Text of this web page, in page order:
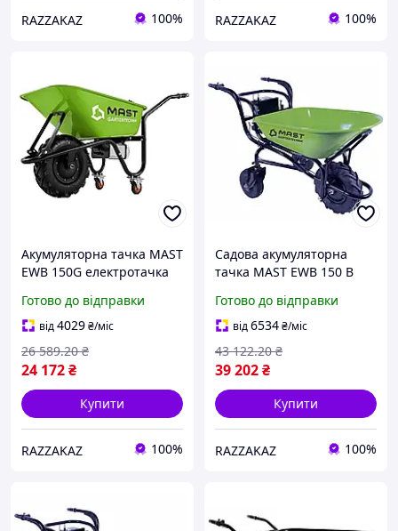
RAZZAKAZ 100% RAZZAKAZ 100%
Акумуляторна тачка MAST
EWB 150G електротачка
кг 75 л для перевезення
матеріалів
Готово до відправки
від4029₴/міс
24 172₴
26 589.20 ₴
Купити
RAZZAKAZ 100%
Садова акумуляторна
тачка MAST EWB 150 B
вантажопідйомність для
переміщення сипучих
матеріалів
Готово до відправки
від6534₴/міс
39 202₴
43 122.20 ₴
Купити
RAZZAKAZ 100%